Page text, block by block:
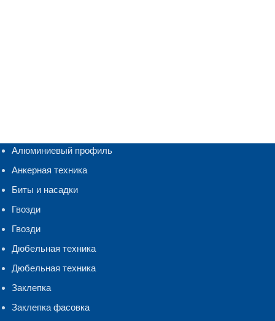
Алюминиевый профиль
Анкерная техника
Биты и насадки
Гвозди
Гвозди
Дюбельная техника
Дюбельная техника
Заклепка
Заклепка фасовка